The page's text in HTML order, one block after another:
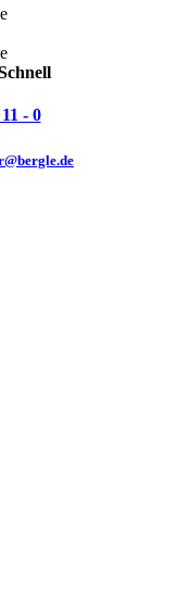
- 0